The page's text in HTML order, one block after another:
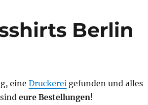
Berlin
eine Druckerei gefunden und alles
eure Bestellungen!